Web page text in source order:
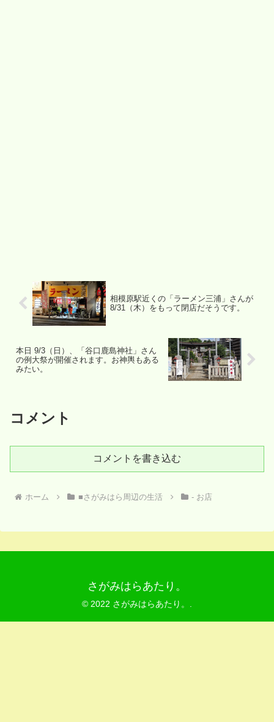
相模原駅近くの「ラーメン三浦」さんが
8/31（木）をもって閉店だそうです。
本日 9/3（日）、「谷口鹿島神社」さん
の例大祭が開催されます。お神輿もある
みたい。
コメント
コメントを書き込む
ホーム ■さがみはら周辺の生活 - お店
さがみはらあたり。
© 2022 さがみはらあたり。.